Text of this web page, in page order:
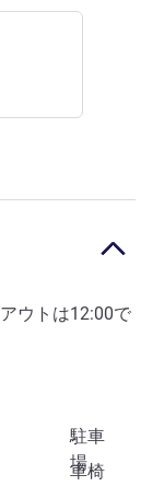
ウトは12:00で
駐車
場
車椅